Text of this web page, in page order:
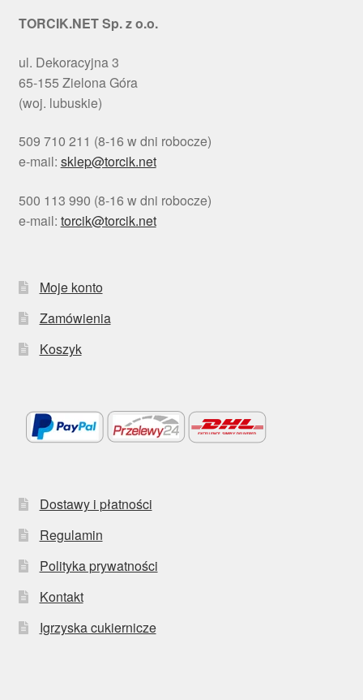
TORCIK.NET Sp. z o.o.
ul. Dekoracyjna 3
65-155 Zielona Góra
(woj. lubuskie)
509 710 211 (8-16 w dni robocze)
e-mail: sklep@torcik.net
500 113 990 (8-16 w dni robocze)
e-mail: torcik@torcik.net
Moje konto
Zamówienia
Koszyk
Dostawy i płatności
Regulamin
Polityka prywatności
Kontakt
Igrzyska cukiernicze